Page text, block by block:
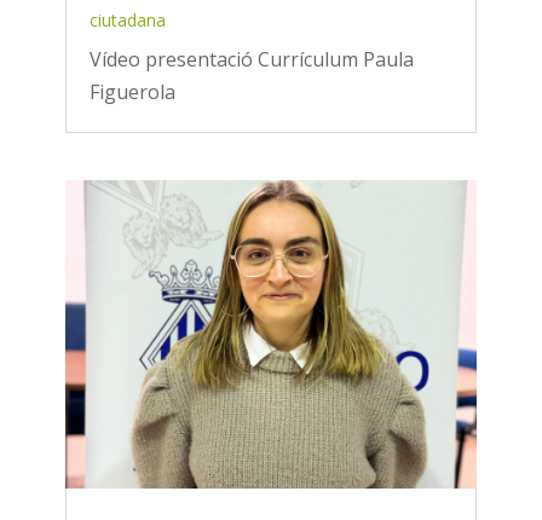
ciutadana
Vídeo presentació Currículum Paula
Figuerola